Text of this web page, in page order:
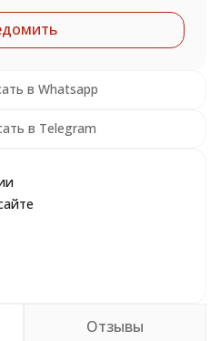
в Whatsapp
в Telegram
Отзывы